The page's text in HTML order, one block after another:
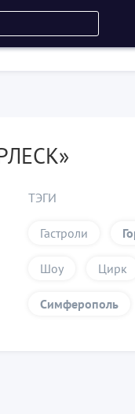
ТЭГИ
Гастроли
Шоу Цирк
Симферополь